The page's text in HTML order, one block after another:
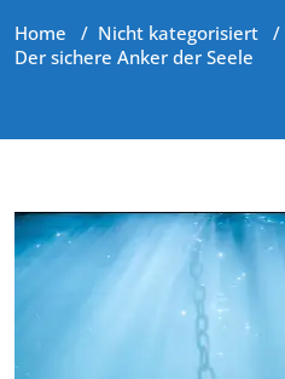
Home / Nicht kategorisiert /
Der sichere Anker der Seele